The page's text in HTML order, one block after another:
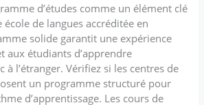
d’études comme un élément clé
école de langues accréditée en
solide garantit une expérience
aux étudiants d’apprendre
à l’étranger. Vérifiez si les centres de
un programme structuré pour
d’apprentissage. Les cours de